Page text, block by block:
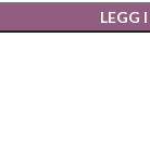
LEGG